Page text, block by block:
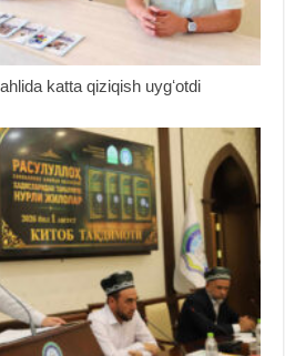
katta qiziqish uygʻotdi